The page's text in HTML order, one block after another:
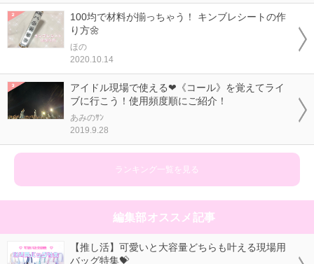
100均で材料が揃っちゃう！ キンブレシートの作
り方🌼
ほの
2020.10.14
アイドル現場で使える❤《コール》を覚えてライ
ブに行こう！使用頻度順にご紹介！
あみのｻﾝ
2019.9.28
ランキング一覧を見る
編集部オススメ記事
【推し活】可愛いと大容量どちらも叶える現場用
バッグ特集💝